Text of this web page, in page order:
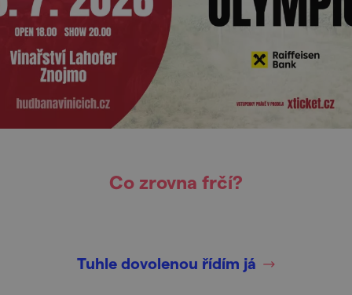
Co zrovna frčí?
Tuhle dovolenou řídím já